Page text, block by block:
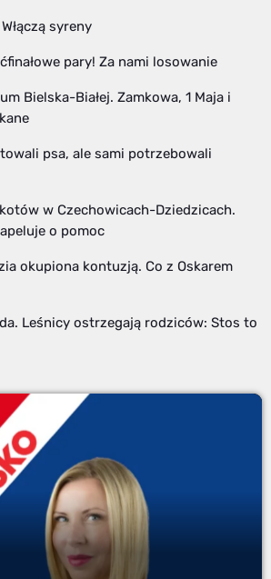
syreny
pary! Za nami losowanie
Bielska-Białej. Zamkowa, 1 Maja i
psa, ale sami potrzebowali
w Czechowicach-Dziedzicach.
o pomoc
okupiona kontuzją. Co z Oskarem
Leśnicy ostrzegają rodziców: Stos to